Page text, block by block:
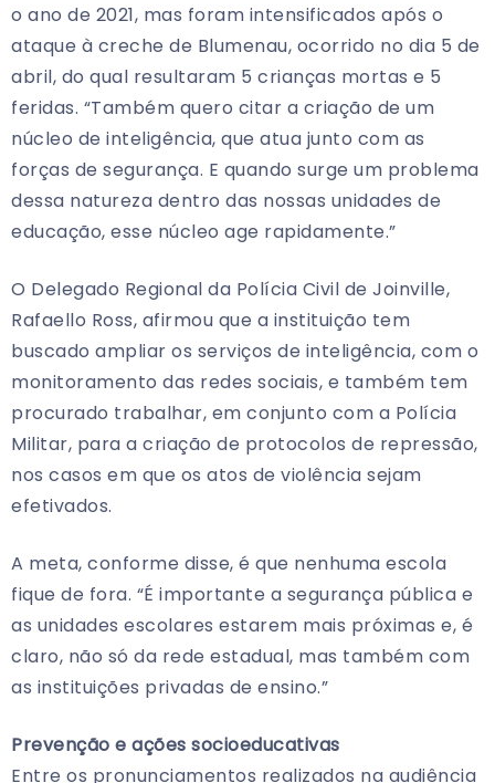
o ano de 2021, mas foram intensificados após o
ataque à creche de Blumenau, ocorrido no dia 5 de
abril, do qual resultaram 5 crianças mortas e 5
feridas. “Também quero citar a criação de um
núcleo de inteligência, que atua junto com as
forças de segurança. E quando surge um problema
dessa natureza dentro das nossas unidades de
educação, esse núcleo age rapidamente.”
O Delegado Regional da Polícia Civil de Joinville,
Rafaello Ross, afirmou que a instituição tem
buscado ampliar os serviços de inteligência, com o
monitoramento das redes sociais, e também tem
procurado trabalhar, em conjunto com a Polícia
Militar, para a criação de protocolos de repressão,
nos casos em que os atos de violência sejam
efetivados.
A meta, conforme disse, é que nenhuma escola
fique de fora. “É importante a segurança pública e
as unidades escolares estarem mais próximas e, é
claro, não só da rede estadual, mas também com
as instituições privadas de ensino.”
Prevenção e ações socioeducativas
Entre os pronunciamentos realizados na audiência